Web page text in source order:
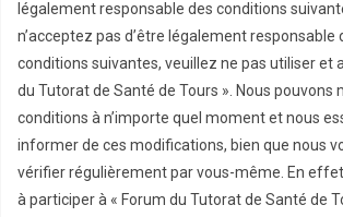
légalement responsable des conditions
n’acceptez pas d’être légalement responsable
conditions suivantes, veuillez ne pas utiliser et
du Tutorat de Santé de Tours ». Nous pouvons
conditions à n’importe quel moment et nous
informer de ces modifications, bien que nous
vérifier régulièrement par vous-même. En
à participer à « Forum du Tutorat de Santé de